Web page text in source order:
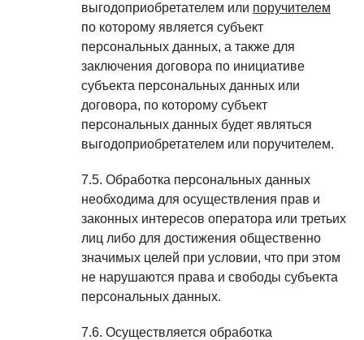
выгодоприобретателем или поручителем
по которому является субъект
персональных данных, а также для
заключения договора по инициативе
субъекта персональных данных или
договора, по которому субъект
персональных данных будет являться
выгодоприобретателем или поручителем.
Обработка персональных данных
необходима для осуществления прав и
законных интересов оператора или третьих
лиц либо для достижения общественно
значимых целей при условии, что при этом
не нарушаются права и свободы субъекта
персональных данных.
Осуществляется обработка